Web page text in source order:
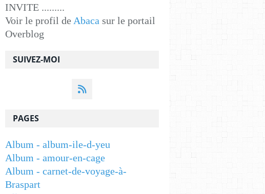
SUIVEZ-MOI
INVITE .........
Voir le profil de Abaca sur le portail
Overblog
PAGES
Album - album-ile-d-yeu
Album - amour-en-cage
Album - carnet-de-voyage-à-
Braspart